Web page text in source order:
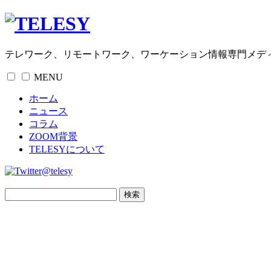
テレワーク、リモートワーク、ワーケーション情報専門メデ
MENU
ホーム
ニュース
コラム
ZOOM背景
TELESYについて
@telesy